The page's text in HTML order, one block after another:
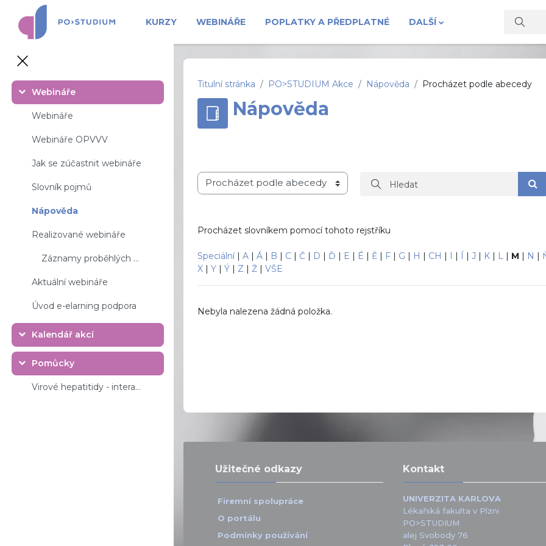
Přejít k hlavnímu obsahu
KURZY
WEBINÁŘE POPLATKY A PŘEDPLATNÉ DALŠÍ Vyhledat
SbalitWebináře
Webináře
Webináře OPVVV
Jak se zúčastnit webináře
Slovník pojmů
Nápověda
Realizované webináře
Záznamy proběhlých webinářů
Aktuální webináře
Úvod e-elarning podpora
SbalitKalendář akcí
SbalitPomůcky
Virové hepatitidy - interaktivní pravítko
Titulní stránka PO>STUDIUM Akce Nápověda Procházet podle abecedy
Nápověda
Procházet slovníkem pomocí tohoto rejstříku
Hledat
Procházet slovníkem pomocí tohoto rejstříku
Speciální| A | Á | B | C | Č | D | Ď | E | É | Ě | F | G | H | CH | I | Í | J | K | L | M | N |
X | Y | Ý | Z | Ž | VŠE
Nebyla nalezena žádná položka.
Užitečné odkazy
Firemní spolupráce
O portálu
Podmínky používání
Kontakt
UNIVERZITA KARLOVA
Lékařská fakulta v Plzni
PO>STUDIUM
alej Svobody 76